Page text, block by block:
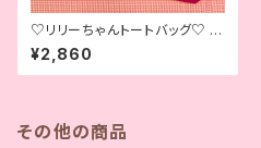
♡リリーちゃんトートバッグ♡ Li
ly & Seth the Sales Manag
er Tote Bag♡
¥2,860
その他の商品